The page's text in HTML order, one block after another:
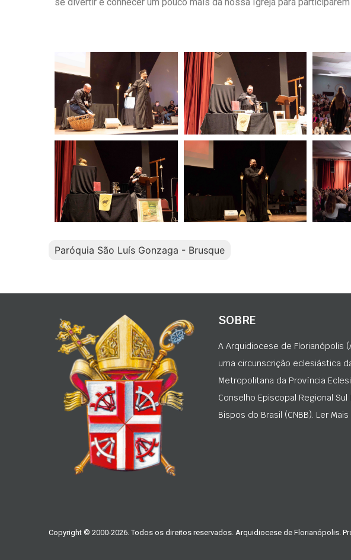
Paróquia São Luís Gonzaga - Brusque
SOBRE
A Arquidiocese de Florianópolis
uma circunscrição eclesiástica
Metropolitana da Província
Conselho Episcopal Regional
Bispos do Brasil (CNBB). Ler Mais
Copyright © 2000-2026. Todos os direitos reservados. Arquidiocese de Florianópolis.